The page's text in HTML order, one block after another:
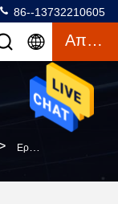
86--13732210605
Απόσπασμα
Εργαστηριακό Colorimeter 0 Χρώματος Pantone - 200% Που Μετρά Τη Μακριά Ζωή Υπηρεσιών Σειράς